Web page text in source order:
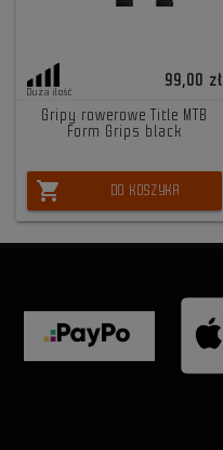
Duża ilość
99,00 zł
Gripy rowerowe Title MTB
Form Grips black
shopping_cart DO KOSZYKA